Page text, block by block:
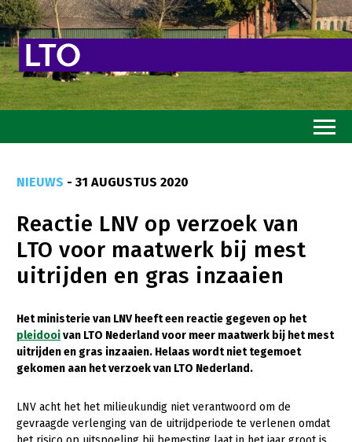
Goed eten
Mooi groen
Sterk ondernemerschap
Transitiepaden
Thema’s
Gezonde dieren
Natuur, klimaat en energie
NIEUWS - 31 AUGUSTUS 2020
Reactie LNV op verzoek van
LTO voor maatwerk bij mest
uitrijden en gras inzaaien
Het ministerie van LNV heeft een reactie gegeven op het
pleidooivan LTO Nederland voor meer maatwerk bij het mest
uitrijden en gras inzaaien. Helaas wordt niet tegemoet
gekomen aan het verzoek van LTO Nederland.
LNV acht het het milieukundig niet verantwoord om de
gevraagde verlenging van de uitrijdperiode te verlenen omdat